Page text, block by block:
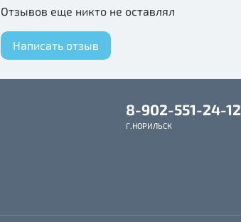
Отзывов еще никто не оставлял
Написать отзыв
8-902-551-24-
Г.НОРИЛЬСК